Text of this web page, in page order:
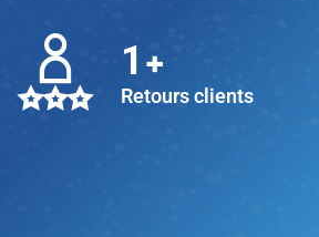
1 +
Retours clients